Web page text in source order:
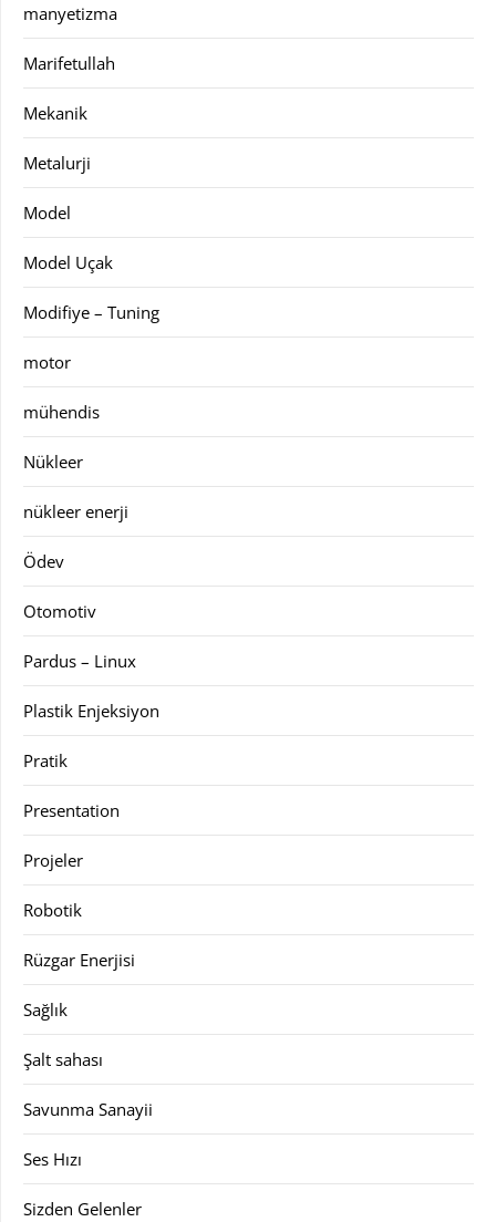
manyetizma
Marifetullah
Mekanik
Metalurji
Model
Model Uçak
Modifiye – Tuning
motor
mühendis
Nükleer
nükleer enerji
Ödev
Otomotiv
Pardus – Linux
Plastik Enjeksiyon
Pratik
Presentation
Projeler
Robotik
Rüzgar Enerjisi
Sağlık
Şalt sahası
Savunma Sanayii
Ses Hızı
Sizden Gelenler